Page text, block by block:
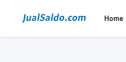
Home